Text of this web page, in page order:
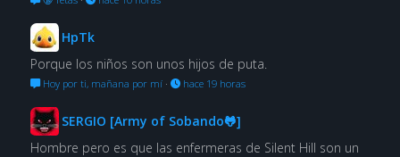
HpTk
Porque los niños son unos hijos de puta.
Hoy por ti, mañana por mí· hace 19 horas
SERGIO [Army of Sobando🐸]
Hombre pero es que las enfermeras de Silent Hill son un